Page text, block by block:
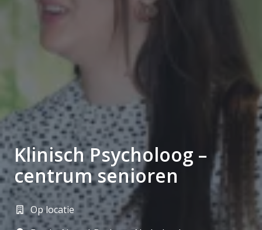
Klinisch Psycholoog –
centrum senioren
Op locatie